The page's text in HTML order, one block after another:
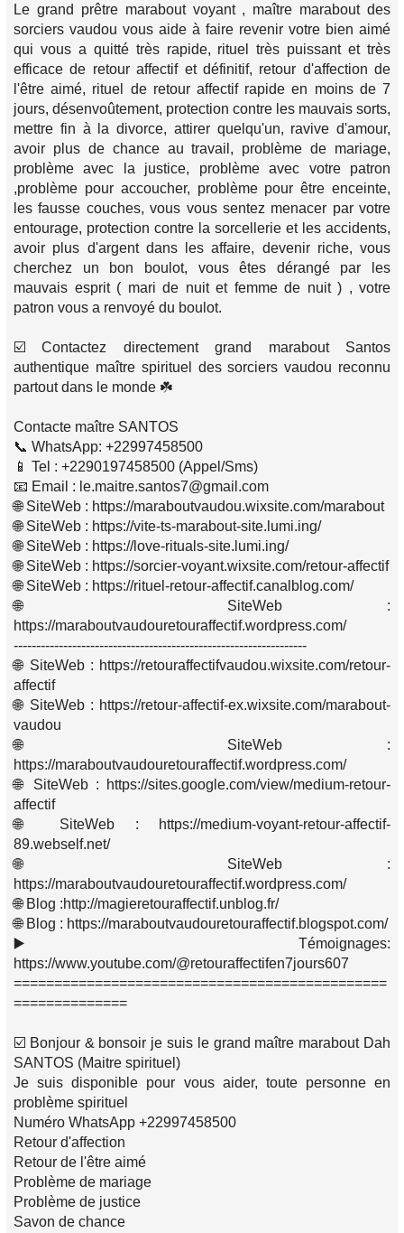
Le grand prêtre marabout voyant , maître marabout des
sorciers vaudou vous aide à faire revenir votre bien aimé
qui vous a quitté très rapide, rituel très puissant et très
efficace de retour affectif et définitif, retour d'affection de
l'être aimé, rituel de retour affectif rapide en moins de 7
jours, désenvoûtement, protection contre les mauvais sorts,
mettre fin à la divorce, attirer quelqu'un, ravive d'amour,
avoir plus de chance au travail, problème de mariage,
problème avec la justice, problème avec votre patron
,problème pour accoucher, problème pour être enceinte,
les fausse couches, vous vous sentez menacer par votre
entourage, protection contre la sorcellerie et les accidents,
avoir plus d'argent dans les affaire, devenir riche, vous
cherchez un bon boulot, vous êtes dérangé par les
mauvais esprit ( mari de nuit et femme de nuit ) , votre
patron vous a renvoyé du boulot.
☑️ Contactez directement grand marabout Santos
authentique maître spirituel des sorciers vaudou reconnu
partout dans le monde ☘️
Contacte maître SANTOS
📞 WhatsApp: +22997458500
📱 Tel : +2290197458500 (Appel/Sms)
📧 Email : le.maitre.santos7@gmail.com
🌐 SiteWeb : https://maraboutvaudou.wixsite.com/marabout
🌐 SiteWeb : https://vite-ts-marabout-site.lumi.ing/
🌐 SiteWeb : https://love-rituals-site.lumi.ing/
🌐 SiteWeb : https://sorcier-voyant.wixsite.com/retour-affectif
🌐 SiteWeb : https://rituel-retour-affectif.canalblog.com/
🌐 SiteWeb :
https://maraboutvaudouretouraffectif.wordpress.com/
-----------------------------------------------------------------
🌐 SiteWeb : https://retouraffectifvaudou.wixsite.com/retour-
affectif
🌐 SiteWeb : https://retour-affectif-ex.wixsite.com/marabout-
vaudou
🌐 SiteWeb :
https://maraboutvaudouretouraffectif.wordpress.com/
🌐 SiteWeb : https://sites.google.com/view/medium-retour-
affectif
🌐 SiteWeb : https://medium-voyant-retour-affectif-
89.webself.net/
🌐 SiteWeb :
https://maraboutvaudouretouraffectif.wordpress.com/
🌐 Blog :http://magieretouraffectif.unblog.fr/
🌐 Blog : https://maraboutvaudouretouraffectif.blogspot.com/
▶️ Témoignages:
https://www.youtube.com/@retouraffectifen7jours607
==============================================
==============
☑️ Bonjour & bonsoir je suis le grand maître marabout Dah
SANTOS (Maitre spirituel)
Je suis disponible pour vous aider, toute personne en
problème spirituel
Numéro WhatsApp +22997458500
Retour d'affection
Retour de l'être aimé
Problème de mariage
Problème de justice
Savon de chance